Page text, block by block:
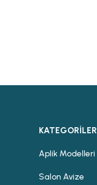
KATEGORİLER
Aplik Modelleri
Salon Avize